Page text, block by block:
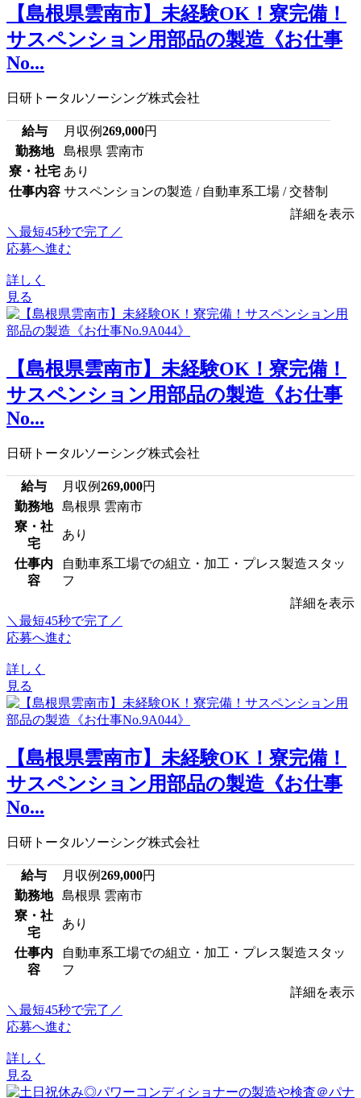
【島根県雲南市】未経験OK！寮完備！
サスペンション用部品の製造《お仕事
No...
日研トータルソーシング株式会社
給与 月収例269,000円
勤務地
島根県 雲南市
寮・社宅 あり
仕事内容 サスペンションの製造 / 自動車系工場 / 交替制
詳細を表示
＼最短45秒で完了／
応募へ進む
詳しく
見る
【島根県雲南市】未経験OK！寮完備！
サスペンション用部品の製造《お仕事
No...
日研トータルソーシング株式会社
給与 月収例269,000円
勤務地
島根県 雲南市
寮・社
宅
あり
仕事内
容
自動車系工場での組立・加工・プレス製造スタッ
フ
詳細を表示
＼最短45秒で完了／
応募へ進む
詳しく
見る
【島根県雲南市】未経験OK！寮完備！
サスペンション用部品の製造《お仕事
No...
日研トータルソーシング株式会社
給与 月収例269,000円
勤務地
島根県 雲南市
寮・社
宅
あり
仕事内
容
自動車系工場での組立・加工・プレス製造スタッ
フ
詳細を表示
＼最短45秒で完了／
応募へ進む
詳しく
見る